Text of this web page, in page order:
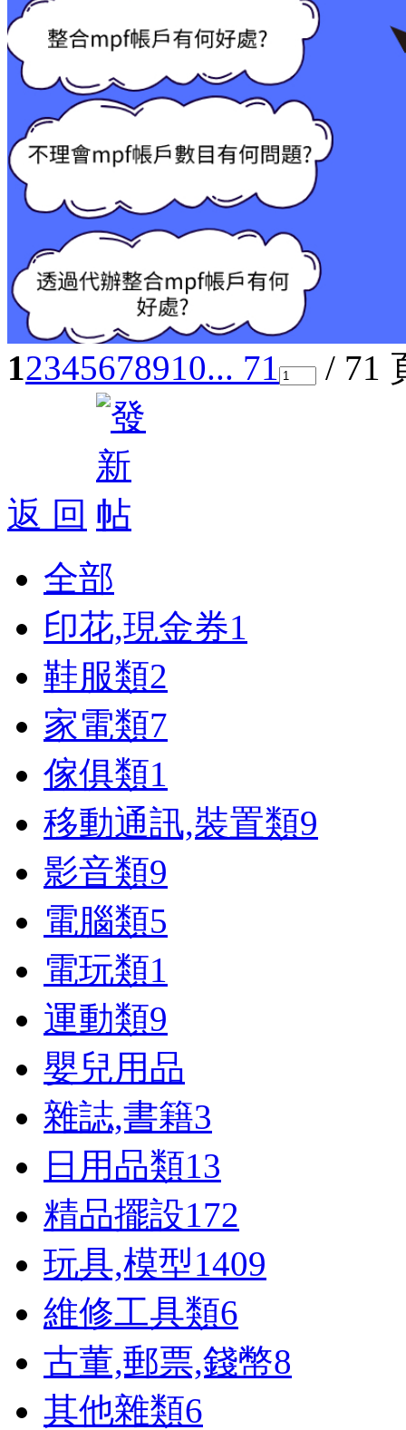
12345678910... 71 / 71
返 回
全部
印花,現金券1
鞋服類2
家電類7
傢俱類1
移動通訊,裝置類9
影音類9
電腦類5
電玩類1
運動類9
嬰兒用品
雜誌,書籍3
日用品類13
精品擺設172
玩具,模型1409
維修工具類6
古董,郵票,錢幣8
其他雜類6